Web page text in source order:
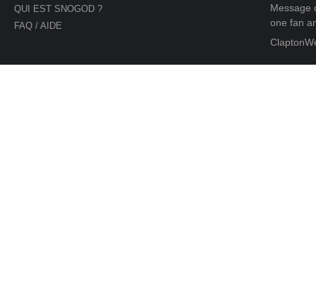
QUI EST SNOGOD ?
FAQ / AIDE
Message
one fan